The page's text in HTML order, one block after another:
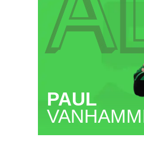
PAUL